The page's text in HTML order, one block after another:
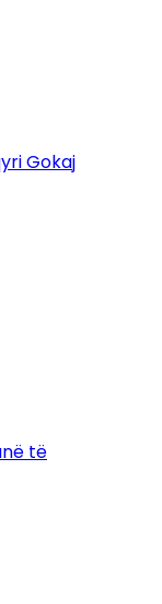
Gokaj
të